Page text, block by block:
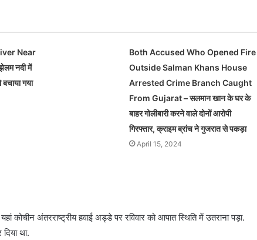
Near
नदी में
गया
Both Accused Who Opened Fire
Outside Salman Khans House
Arrested Crime Branch Caught
From Gujarat – सलमान खान के घर के
बाहर गोलीबारी करने वाले दोनों आरोपी
गिरफ्तार, क्राइम ब्रांच ने गुजरात से पकड़ा
April 15, 2024
कोचीन अंतरराष्ट्रीय हवाई अड्डे पर रविवार को आपात स्थिति में उतराना पड़ा.
था.